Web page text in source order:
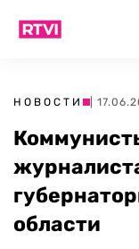
НОВОСТИ |
области